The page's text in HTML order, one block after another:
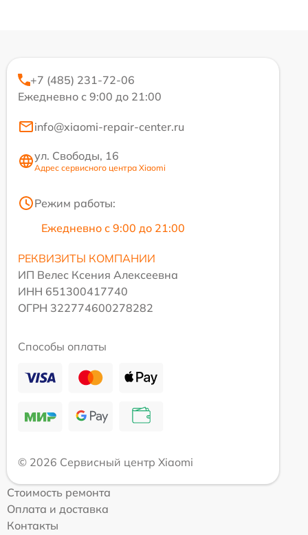
+7 (485) 231-72-06
Ежедневно с 9:00 до 21:00
info@xiaomi-repair-center.ru
ул. Свободы, 16
Адрес сервисного центра Xiaomi
Режим работы:
Ежедневно с 9:00 до 21:00
РЕКВИЗИТЫ КОМПАНИИ
ИП Велес Ксения Алексеевна
ИНН 651300417740
ОГРН 322774600278282
Способы оплаты
© 2026 Сервисный центр Xiaomi
Стоимость ремонта
Оплата и доставка
Контакты